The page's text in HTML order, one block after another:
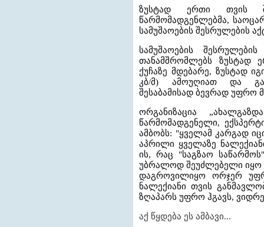
ზუსტად ერთი თვის
წარმომადგენლებმა,
სამუშაოების შესრულების
სამუშაოების
თანამშრომლებს ზუსტად
ქუჩაზე მდებარე, ზუსტად
კბ/მ) ამოუღიათ და
შესაბამისად ბევრად უფრო
ორგანიზაცია
წარმომადგენელი,
ამბობს: "ყველამ კარგად
აპრილი ყველაზე
ის, რაც "საგზაო
უბრალოდ შეუძლებელი იყო
დაგროვილიყო ორჯერ
ნალექიანი თვის
ზღაპარს უფრო ჰგავს,
აქ წყდება ეს ამბავი...